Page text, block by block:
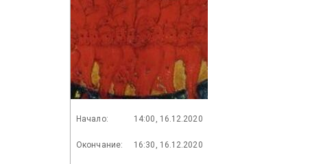
Начало: 14:00, 16.12.2020
Окончание: 16:30, 16.12.2020